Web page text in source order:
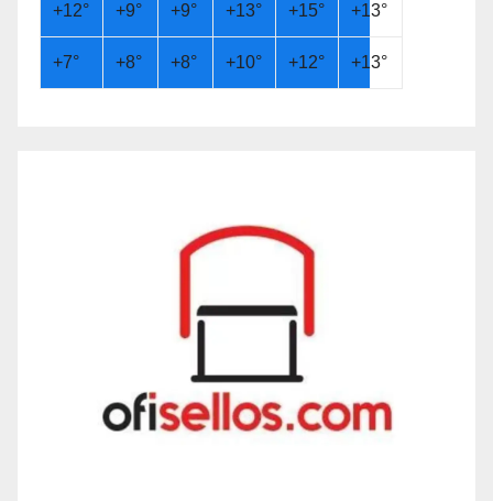
+12° +9° +9° +13° +15° +13°
+7° +8° +8° +10° +12° +13°